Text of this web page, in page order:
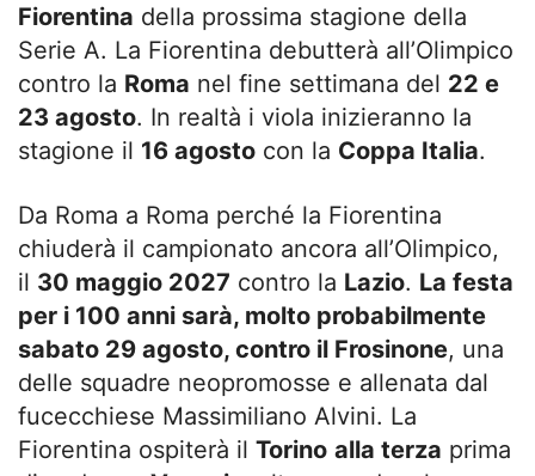
Fiorentina della prossima stagione della
Serie A. La Fiorentina debutterà all’Olimpico
contro la Roma nel fine settimana del 22 e
23 agosto. In realtà i viola inizieranno la
stagione il 16 agosto con la Coppa Italia.
Da Roma a Roma perché la Fiorentina
chiuderà il campionato ancora all’Olimpico,
il 30 maggio 2027 contro la Lazio. La festa
per i 100 anni sarà, molto probabilmente
sabato 29 agosto, contro il Frosinone, una
delle squadre neopromosse e allenata dal
fucecchiese Massimiliano Alvini. La
Fiorentina ospiterà il Torino alla terza prima